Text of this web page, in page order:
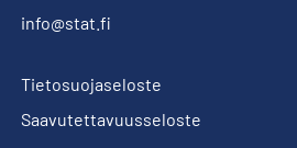
info@stat.fi
Tietosuojaseloste
Saavutettavuusseloste